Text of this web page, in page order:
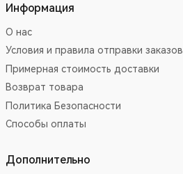
Информация
О нас
Условия и правила отправки заказов
Примерная стоимость доставки
Возврат товара
Политика Безопасности
Способы оплаты
Дополнительно